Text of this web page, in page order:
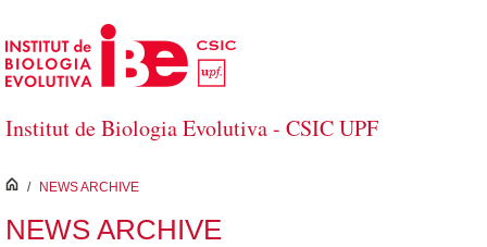
Saltar al contenido principal
Institut de Biologia Evolutiva - CSIC UPF
inici
/ NEWS ARCHIVE
NEWS ARCHIVE